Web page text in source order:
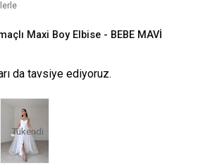
Maxi Boy Elbise - BEBE MAVİ
da tavsiye ediyoruz.
Tükendi